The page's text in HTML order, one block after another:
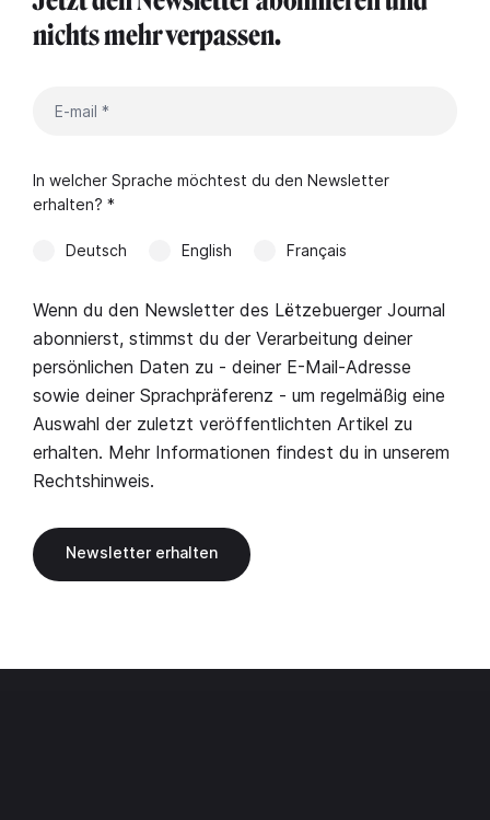
nichts mehr verpassen.
In welcher Sprache möchtest du den Newsletter
erhalten? *
Deutsch English Français
Wenn du den Newsletter des Lëtzebuerger Journal
abonnierst, stimmst du der Verarbeitung deiner
persönlichen Daten zu - deiner E-Mail-Adresse
sowie deiner Sprachpräferenz - um regelmäßig eine
Auswahl der zuletzt veröffentlichten Artikel zu
erhalten. Mehr Informationen findest du in unserem
Rechtshinweis.